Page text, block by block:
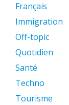
Français
Immigration
Off-topic
Quotidien
Santé
Techno
Tourisme